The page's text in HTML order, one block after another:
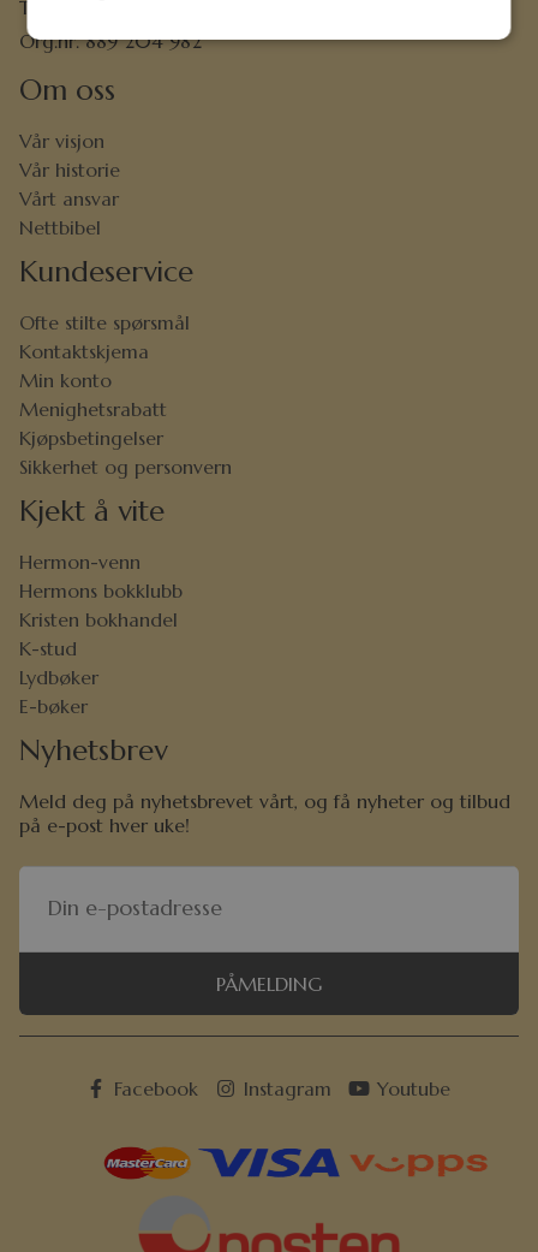
Trondheimsveien 50 C, 2007 Kjeller
Org.nr. 889 204 982
Om oss
Vår visjon
Vår historie
Vårt ansvar
Nettbibel
Kundeservice
Ofte stilte spørsmål
Kontaktskjema
Min konto
Menighetsrabatt
Kjøpsbetingelser
Sikkerhet og personvern
Kjekt å vite
Hermon-venn
Hermons bokklubb
Kristen bokhandel
K-stud
Lydbøker
E-bøker
Nyhetsbrev
Meld deg på nyhetsbrevet vårt, og få nyheter og tilbud
på e-post hver uke!
PÅMELDING
Facebook Instagram Youtube